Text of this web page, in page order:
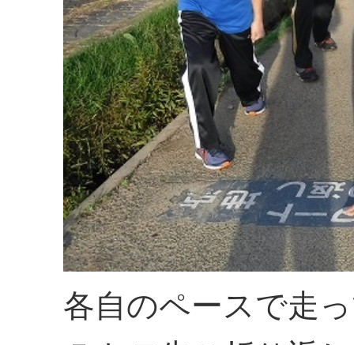
各自のペースで走